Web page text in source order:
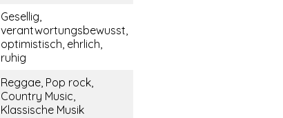
Gesellig,
verantwortungsbewusst,
optimistisch, ehrlich,
ruhig
Reggae, Pop rock,
Country Music,
Klassische Musik